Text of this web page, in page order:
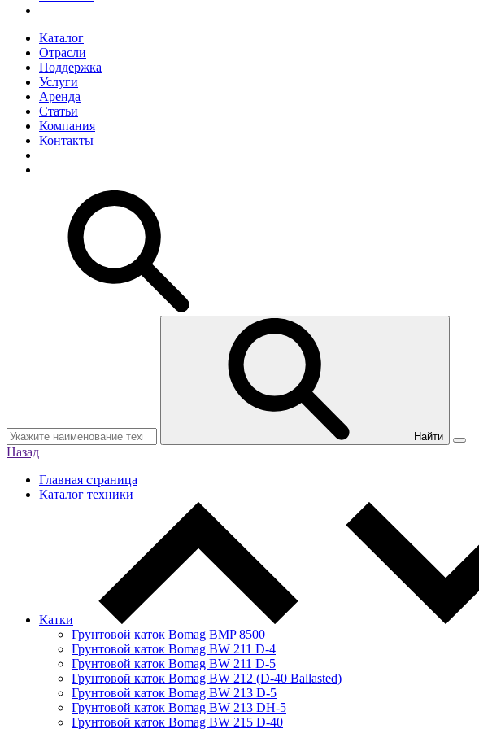
Каталог
Отрасли
Поддержка
Услуги
Аренда
Статьи
Компания
Контакты
Найти
Назад
Главная страница
Каталог техники
Катки
Грунтовой каток Bomag BMP 8500
Грунтовой каток Bomag BW 211 D-4
Грунтовой каток Bomag BW 211 D-5
Грунтовой каток Bomag BW 212 (D-40 Ballasted)
Грунтовой каток Bomag BW 213 D-5
Грунтовой каток Bomag BW 213 DH-5
Грунтовой каток Bomag BW 215 D-40